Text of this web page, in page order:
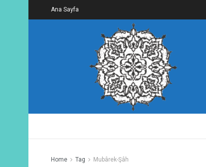
Ana Sayfa
Home Tag Mubârek-Şâh